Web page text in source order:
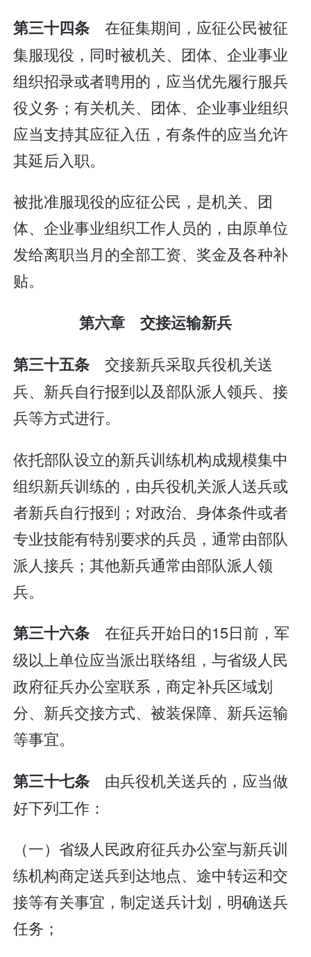
第三十四条 在征集期间，应征公民被征
集服现役，同时被机关、团体、企业事业
组织招录或者聘用的，应当优先履行服兵
役义务；有关机关、团体、企业事业组织
应当支持其应征入伍，有条件的应当允许
其延后入职。
被批准服现役的应征公民，是机关、团
体、企业事业组织工作人员的，由原单位
发给离职当月的全部工资、奖金及各种补
贴。
第六章 交接运输新兵
第三十五条 交接新兵采取兵役机关送
兵、新兵自行报到以及部队派人领兵、接
兵等方式进行。
依托部队设立的新兵训练机构成规模集中
组织新兵训练的，由兵役机关派人送兵或
者新兵自行报到；对政治、身体条件或者
专业技能有特别要求的兵员，通常由部队
派人接兵；其他新兵通常由部队派人领
兵。
第三十六条 在征兵开始日的15日前，军
级以上单位应当派出联络组，与省级人民
政府征兵办公室联系，商定补兵区域划
分、新兵交接方式、被装保障、新兵运输
等事宜。
第三十七条 由兵役机关送兵的，应当做
好下列工作：
（一）省级人民政府征兵办公室与新兵训
练机构商定送兵到达地点、途中转运和交
接等有关事宜，制定送兵计划，明确送兵
任务；